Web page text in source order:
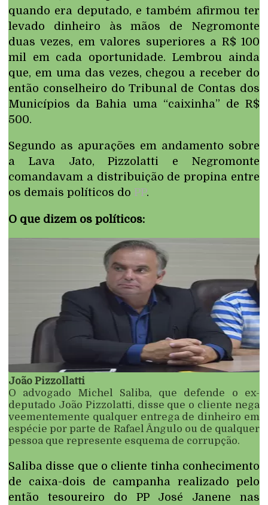
quando era deputado, e também afirmou ter
levado dinheiro às mãos de Negromonte
duas vezes, em valores superiores a R$ 100
mil em cada oportunidade. Lembrou ainda
que, em uma das vezes, chegou a receber do
então conselheiro do Tribunal de Contas dos
Municípios da Bahia uma “caixinha” de R$
500.
Segundo as apurações em andamento sobre
a Lava Jato, Pizzolatti e Negromonte
comandavam a distribuição de propina entre
os demais políticos do PP.
O que dizem os políticos:
João Pizzollatti
O advogado Michel Saliba, que defende o ex-
deputado João Pizzolatti, disse que o cliente nega
veementemente qualquer entrega de dinheiro em
espécie por parte de Rafael Ângulo ou de qualquer
pessoa que represente esquema de corrupção.
Saliba disse que o cliente tinha conhecimento
de caixa-dois de campanha realizado pelo
então tesoureiro do PP José Janene nas